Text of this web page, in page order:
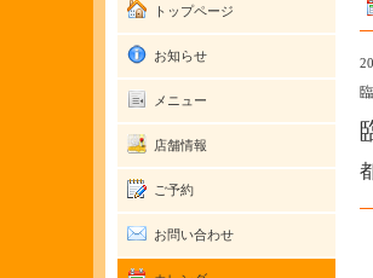
トップページ
お知らせ
メニュー
店舗情報
ご予約
お問い合わせ